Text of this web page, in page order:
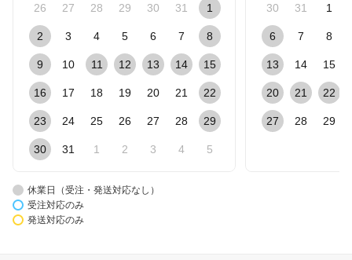
26 27 28 29 30 31 1
2 3 4 5 6 7 8
9 10 11 12 13 14 15
16 17 18 19 20 21 22
23 24 25 26 27 28 29
30 31 1 2 3 4 5
30 31 1
6 7 8
13 14 15
20 21 22
27 28 29
休業日（受注・発送対応なし）
受注対応のみ
発送対応のみ